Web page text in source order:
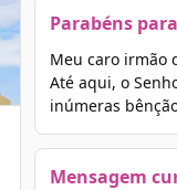
Parabéns
Meu caro irmão
Até aqui, o
inúmeras
Mensagem